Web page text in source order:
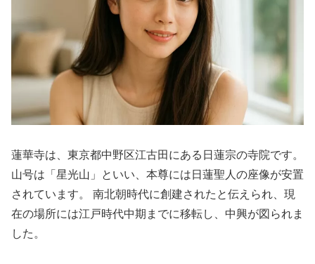
蓮華寺は、東京都中野区江古田にある日蓮宗の寺院です。
山号は「星光山」といい、本尊には日蓮聖人の座像が安置
されています。 南北朝時代に創建されたと伝えられ、現
在の場所には江戸時代中期までに移転し、中興が図られま
した。